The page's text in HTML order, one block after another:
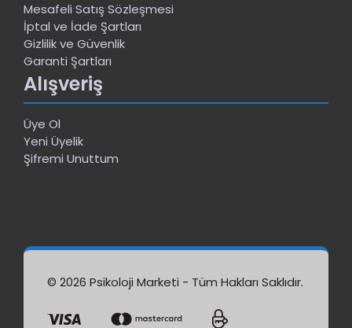
Mesafeli Satış Sözleşmesi
İptal ve İade Şartları
Gizlilik ve Güvenlik
Garanti Şartları
Alışveriş
Üye Ol
Yeni Üyelik
Şifremi Unuttum
© 2026 Psikoloji Marketi - Tüm Hakları Saklıdır.